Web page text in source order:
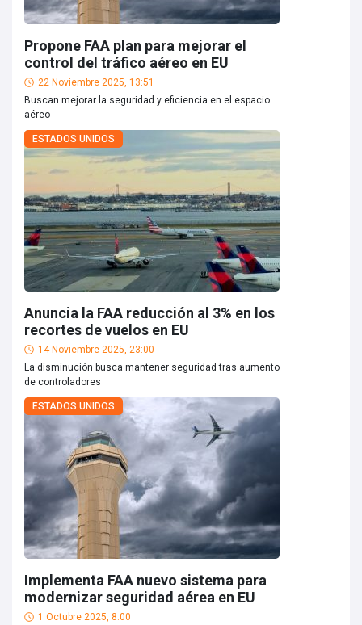
Propone FAA plan para mejorar el
control del tráfico aéreo en EU
22 Noviembre 2025, 13:51
Buscan mejorar la seguridad y eficiencia en el espacio
aéreo
ESTADOS UNIDOS
Anuncia la FAA reducción al 3% en los
recortes de vuelos en EU
14 Noviembre 2025, 23:00
La disminución busca mantener seguridad tras aumento
de controladores
ESTADOS UNIDOS
Implementa FAA nuevo sistema para
modernizar seguridad aérea en EU
1 Octubre 2025, 8:00